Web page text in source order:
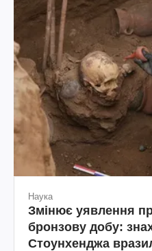
Наука
Змінює уявлення
бронзову добу:
Стоунхенджа